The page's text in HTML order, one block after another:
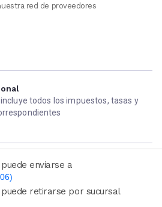
red de proveedores
todos los impuestos, tasas y
enviarse a
(sólo números)
retirarse por sucursal